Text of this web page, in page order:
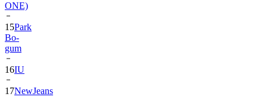
15Park
Bo-
gum
16IU
17NewJeans
18Hearts2Hearts